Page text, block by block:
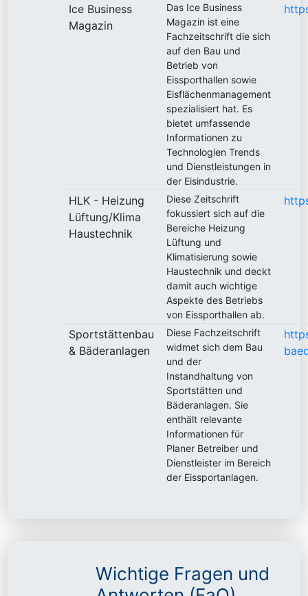
Ice Business
Magazin
Das Ice Business
Magazin ist eine
Fachzeitschrift die sich
auf den Bau und
Betrieb von
Eissporthallen sowie
Eisflächenmanagement
spezialisiert hat. Es
bietet umfassende
Informationen zu
Technologien Trends
und Dienstleistungen in
der Eisindustrie.
HLK - Heizung
Lüftung/Klima
Haustechnik
Diese Zeitschrift
fokussiert sich auf die
Bereiche Heizung
Lüftung und
Klimatisierung sowie
Haustechnik und deckt
damit auch wichtige
Aspekte des Betriebs
von Eissporthallen ab.
Sportstättenbau
& Bäderanlagen
Diese Fachzeitschrift
widmet sich dem Bau
und der
Instandhaltung von
Sportstätten und
Bäderanlagen. Sie
enthält relevante
Informationen für
Planer Betreiber und
Dienstleister im Bereich
der Eissportanlagen.
Wichtige Fragen und